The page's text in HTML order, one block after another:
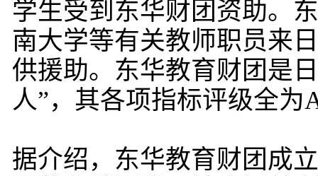
学生受到东华财团资助。
南大学等有关教师职员来
供援助。东华教育财团是
人”，其各项指标评级全
据介绍，东华教育财团成